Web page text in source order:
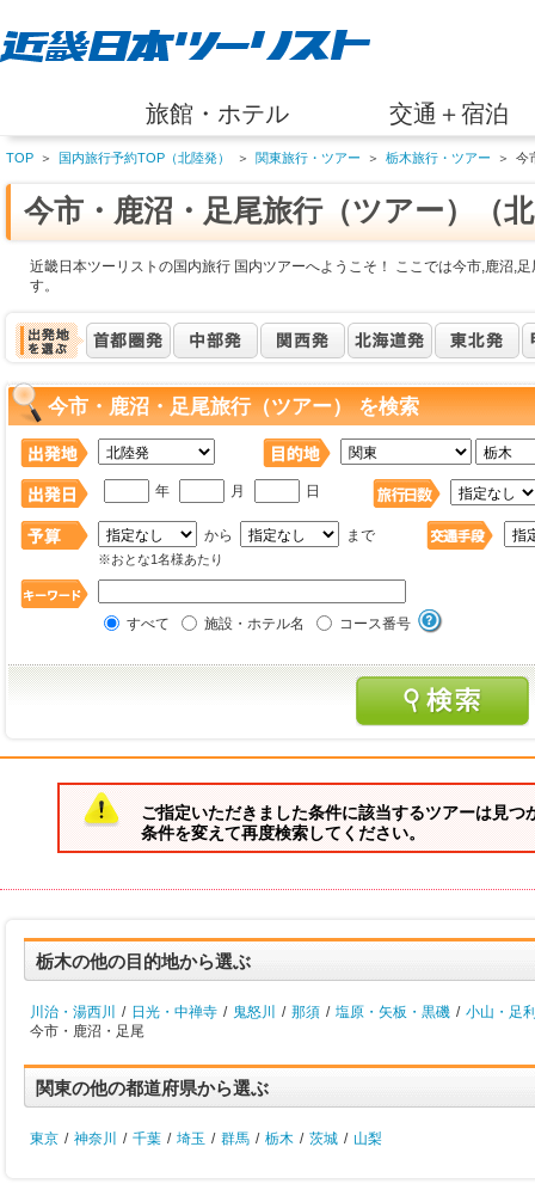
旅館・ホテル 交通＋宿泊
TOP ＞ 国内旅行予約TOP（北陸発） ＞ 関東旅行・ツアー ＞ 栃木旅行・ツアー ＞ 今
今市・鹿沼・足尾旅行（ツアー）（
近畿日本ツーリストの国内旅行 国内ツアーへようこそ！ ここでは今市,鹿沼,
す。
今市・鹿沼・足尾旅行（ツアー） を検索
年 月 日
から まで
※おとな1名様あたり
すべて 施設・ホテル名 コース番号
ご指定いただきました条件に該当するツアーは見つ
条件を変えて再度検索してください。
栃木の他の目的地から選ぶ
川治・湯西川 / 日光・中禅寺 / 鬼怒川 / 那須 / 塩原・矢板・黒磯 / 小山・足
今市・鹿沼・足尾
関東の他の都道府県から選ぶ
東京 / 神奈川 / 千葉 / 埼玉 / 群馬 / 栃木 / 茨城 / 山梨